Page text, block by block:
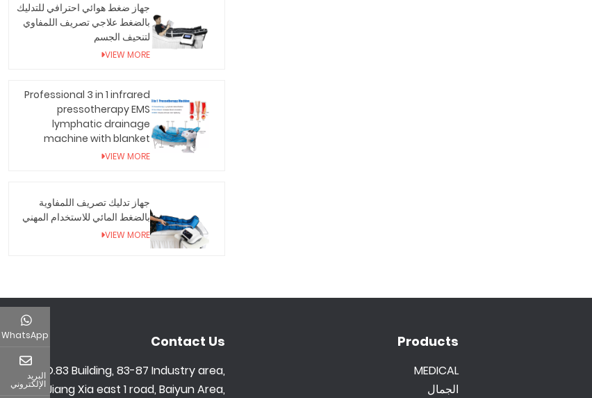
جهاز ضغط هوائي احترافي للتدليك
بالضغط علاجي تصريف اللمفاوي
لتنحيف الجسم
VIEW MORE
Professional 3 in 1 infrared
pressotherapy EMS
lymphatic drainage
machine with blanket
VIEW MORE
جهاز تدليك تصريف اللمفاوية
بالضغط المائي للاستخدام المهني
VIEW MORE
Products
MEDICAL
الجمال
Contact Us
NO.83 Building, 83-87 Industry area,
Jiang Xia east 1 road, Baiyun Area,
WhatsApp
البريد
الإلكتروني